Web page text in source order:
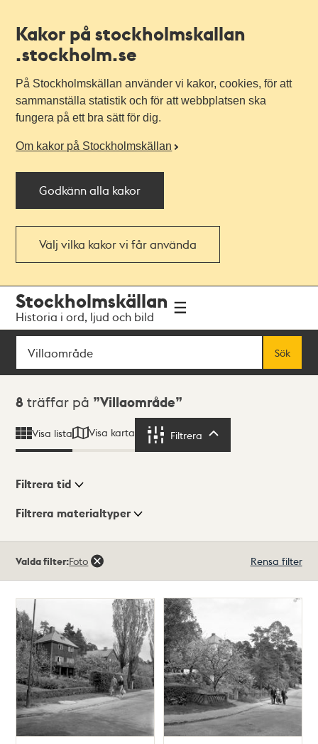
Kakor på stockholmskallan
.stockholm.se
På Stockholmskällan använder vi kakor, cookies, för att
sammanställa statistik och för att webbplatsen ska
fungera på ett bra sätt för dig.
Om kakor på Stockholmskällan
Godkänn alla kakor
Välj vilka kakor vi får använda
navigationen
huvudinnehållet
Stockholmskällan
Historia i ord, ljud och bild
Sök
Sök
Sökresultat
8 träffar på Villaområde
Visa lista Visa karta Filtrera
Visningsläge
Filtrera tid
Filtrera materialtyper
träffar
Valda filter:Foto Rensa filter